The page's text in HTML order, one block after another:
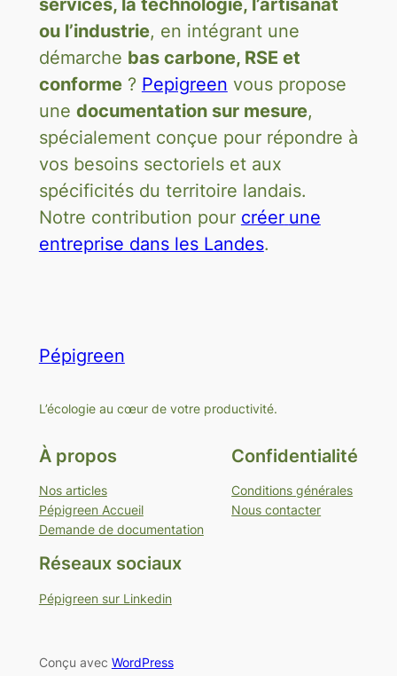
services, la technologie, l’artisanat
ou l’industrie, en intégrant une
démarche bas carbone, RSE et
conforme? Pepigreen vous propose
une documentation sur mesure,
spécialement conçue pour répondre à
vos besoins sectoriels et aux
spécificités du territoire landais.
Notre contribution pour créer une
entreprise dans les Landes.
Pépigreen
L’écologie au cœur de votre productivité.
À propos
Nos articles
Pépigreen Accueil
Demande de documentation
Confidentialité
Conditions générales
Nous contacter
Réseaux sociaux
Pépigreen sur Linkedin
Conçu avec WordPress